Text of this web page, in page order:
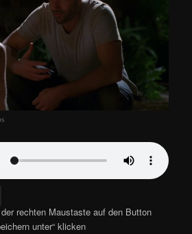
rechten Maustaste auf den Button
unter“ klicken